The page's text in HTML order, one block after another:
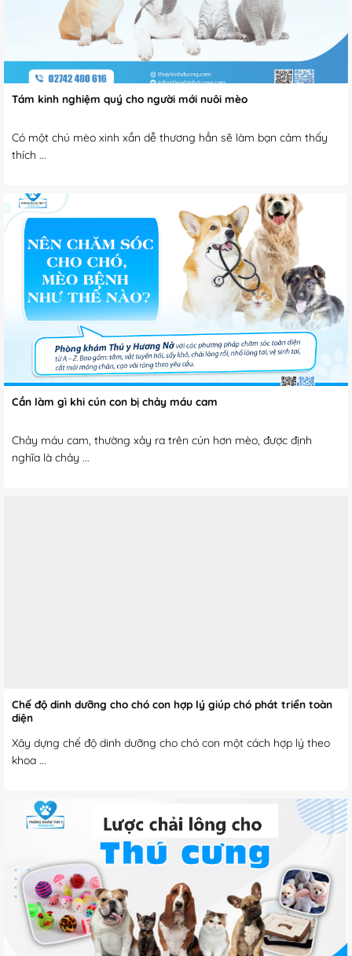
Tám kinh nghiệm quý cho người mới nuôi mèo
Có một chú mèo xinh xắn dễ thương hẳn sẽ làm bạn cảm thấy
thích ...
Cần làm gì khi cún con bị chảy máu cam
Chảy máu cam, thường xảy ra trên cún hơn mèo, được định
nghĩa là chảy ...
Chế độ dinh dưỡng cho chó con hợp lý giúp chó phát triển toàn
diện
Xây dựng chế độ dinh dưỡng cho chó con một cách hợp lý theo
khoa ...